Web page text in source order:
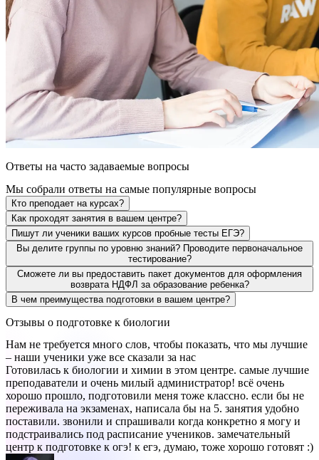
Ответы на часто задаваемые вопросы
Мы собрали ответы на самые популярные вопросы
Кто преподает на курсах?
Как проходят занятия в вашем центре?
Пишут ли ученики ваших курсов пробные тесты ЕГЭ?
Вы делите группы по уровню знаний? Проводите первоначальное
тестирование?
Сможете ли вы предоставить пакет документов для оформления
возврата НДФЛ за образование ребенка?
В чем преимущества подготовки в вашем центре?
Отзывы о подготовке к биологии
Нам не требуется много слов, чтобы показать, что мы лучшие
– наши ученики уже все сказали за нас
Готовилась к биологии и химии в этом центре. самые лучшие
преподаватели и очень милый администратор! всё очень
хорошо прошло, подготовили меня тоже классно. если бы не
переживала на экзаменах, написала бы на 5. занятия удобно
поставили. звонили и спрашивали когда конкретно я могу и
подстраивались под расписание учеников. замечательный
центр к подготовке к огэ! к егэ, думаю, тоже хорошо готовят :)